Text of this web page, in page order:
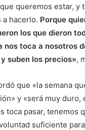
queremos estar, y
hacerlo. Porque
los que dieron
nos toca a nosotros
suben los precios»,
que «la semana
y «será muy duro,
toca pasar, tenemos
suficiente